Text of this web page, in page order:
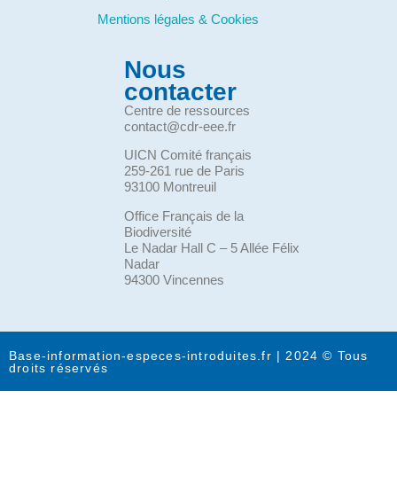
Mentions légales & Cookies
Nous
contacter
Centre de ressources
contact@cdr-eee.fr
UICN Comité français
259-261 rue de Paris
93100 Montreuil
Office Français de la
Biodiversité
Le Nadar Hall C – 5 Allée Félix
Nadar
94300 Vincennes
Base-information-especes-introduites.fr | 2024 © Tous
droits réservés